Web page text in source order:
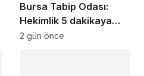
Bursa Tabip Odası:
Hekimlik 5 dakikaya
sığmaz
2 gün önce